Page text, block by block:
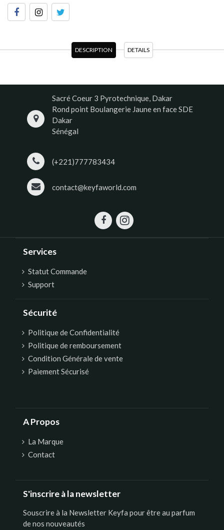
DESCRIPTION DETAILS
Sacré Coeur 3 Pyrotechnique, Dakar
Rond point Boulangerie Jaune en face SDE
Dakar
Sénégal
(+221)777783434
contact@keyfaworld.com
Services
Statut Commande
Support
Sécurité
Politique de Confidentialité
Politique de remboursement
Condition Générale de vente
Paiement Sécurisé
A Propos
La Marque
Contact
S'inscrire à la newsletter
Souscrire à la Newsletter Keyfa pour être au parfum
de nos nouveautés